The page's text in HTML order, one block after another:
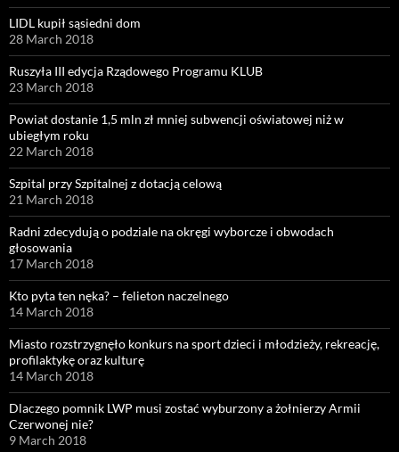
LIDL kupił sąsiedni dom
28 March 2018
Ruszyła III edycja Rządowego Programu KLUB
23 March 2018
Powiat dostanie 1,5 mln zł mniej subwencji oświatowej niż w
ubiegłym roku
22 March 2018
Szpital przy Szpitalnej z dotacją celową
21 March 2018
Radni zdecydują o podziale na okręgi wyborcze i obwodach
głosowania
17 March 2018
Kto pyta ten nęka? – felieton naczelnego
14 March 2018
Miasto rozstrzygnęło konkurs na sport dzieci i młodzieży, rekreację,
profilaktykę oraz kulturę
14 March 2018
Dlaczego pomnik LWP musi zostać wyburzony a żołnierzy Armii
Czerwonej nie?
9 March 2018